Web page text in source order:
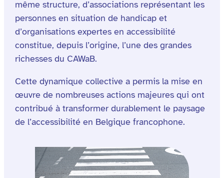
même structure, d’associations représentant les
personnes en situation de handicap et
d’organisations expertes en accessibilité
constitue, depuis l’origine, l’une des grandes
richesses du CAWaB.
Cette dynamique collective a permis la mise en
œuvre de nombreuses actions majeures qui ont
contribué à transformer durablement le paysage
de l’accessibilité en Belgique francophone.